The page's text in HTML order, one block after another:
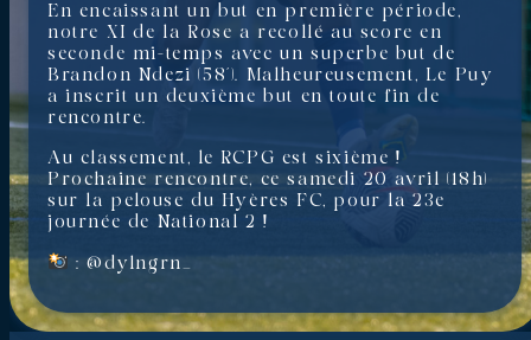
En encaissant un but en première période,
notre XI de la Rose a recollé au score en
seconde mi-temps avec un superbe but de
Brandon Ndezi (58’). Malheureusement, Le Puy
a inscrit un deuxième but en toute fin de
rencontre.
Au classement, le RCPG est sixième !
Prochaine rencontre, ce samedi 20 avril (18h)
sur la pelouse du Hyères FC, pour la 23e
journée de National 2 !
: @dylngrn_